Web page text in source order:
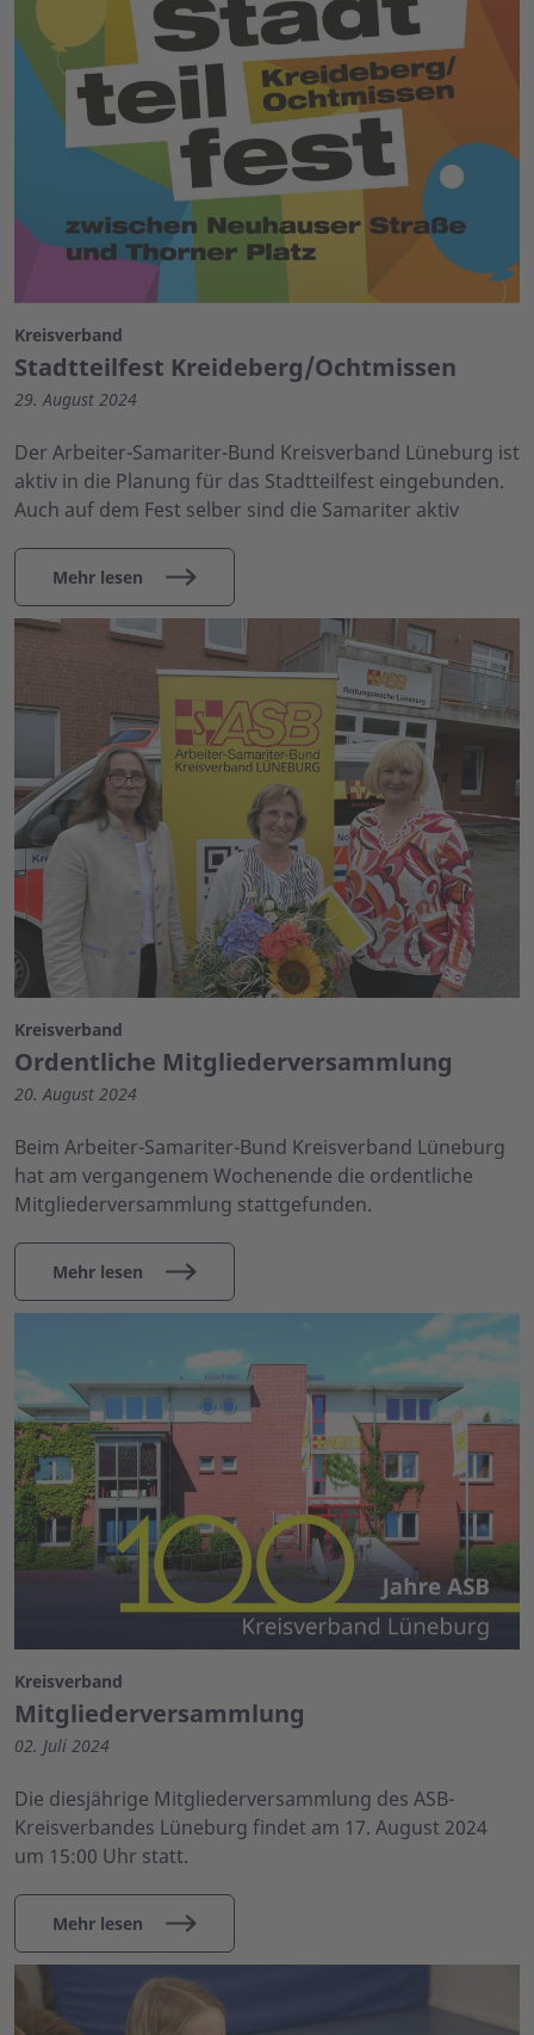
Kreisverband
Stadtteilfest Kreideberg/Ochtmissen
29. August 2024
Der Arbeiter-Samariter-Bund Kreisverband Lüneburg ist
aktiv in die Planung für das Stadtteilfest eingebunden.
Auch auf dem Fest selber sind die Samariter aktiv
Mehr lesen
Kreisverband
Ordentliche Mitgliederversammlung
20. August 2024
Beim Arbeiter-Samariter-Bund Kreisverband Lüneburg
hat am vergangenem Wochenende die ordentliche
Mitgliederversammlung stattgefunden.
Mehr lesen
Kreisverband
Mitgliederversammlung
02. Juli 2024
Die diesjährige Mitgliederversammlung des ASB-
Kreisverbandes Lüneburg findet am 17. August 2024
um 15:00 Uhr statt.
Mehr lesen